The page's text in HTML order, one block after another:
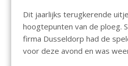
o
k
p
p
n
Dit jaarlijks terugkerende
hoogtepunten van de ploeg.
firma Dusseldorp had de
voor deze avond en was